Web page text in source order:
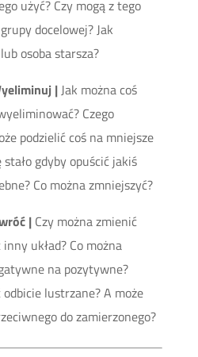
użyć? Czy mogą z tego
docelowej? Jak
osoba starsza?
| Jak można coś
Czego
podzielić coś na mniejsze
gdyby opuścić jakiś
Co można zmniejszyć?
| Czy można zmienić
układ? Co można
na pozytywne?
lustrzane? A może
do zamierzonego?